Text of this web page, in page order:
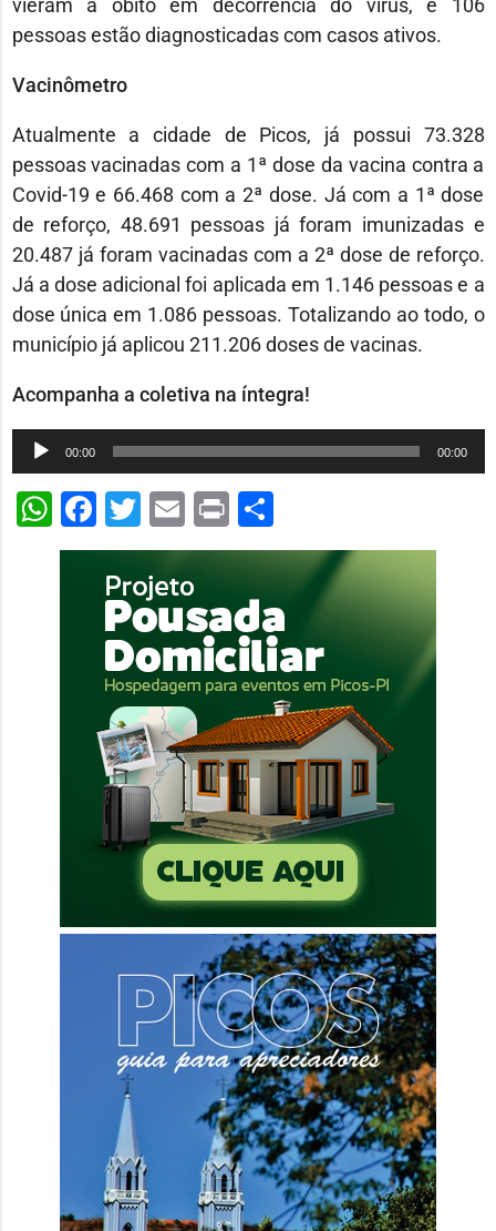
vieram a óbito em decorrência do vírus, e 106
pessoas estão diagnosticadas com casos ativos.
Vacinômetro
Atualmente a cidade de Picos, já possui 73.328
pessoas vacinadas com a 1ª dose da vacina contra a
Covid-19 e 66.468 com a 2ª dose. Já com a 1ª dose
de reforço, 48.691 pessoas já foram imunizadas e
20.487 já foram vacinadas com a 2ª dose de reforço.
Já a dose adicional foi aplicada em 1.146 pessoas e a
dose única em 1.086 pessoas. Totalizando ao todo, o
município já aplicou 211.206 doses de vacinas.
Acompanha a coletiva na íntegra!
Tocador
de
áudio
00:00 00:00
WhatsApp
Facebook
Twitter
Email
PrintShare